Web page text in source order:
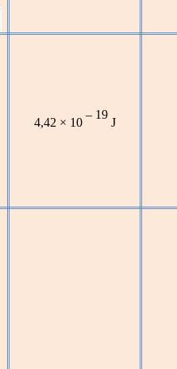
4,42 × 10
– 19
J